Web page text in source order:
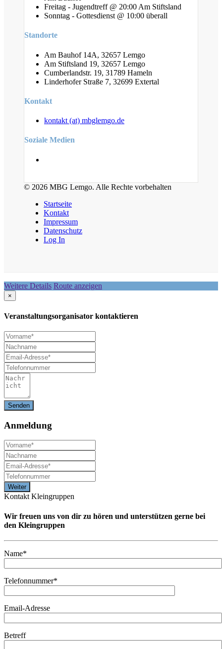
Freitag - Jugendtreff @ 20:00 Am Stiftsland
Sonntag - Gottesdienst @ 10:00 überall
Standorte
Am Bauhof 14A, 32657 Lemgo
Am Stiftsland 19, 32657 Lemgo
Cumberlandstr. 19, 31789 Hameln
Linderhofer Straße 7, 32699 Extertal
Kontakt
kontakt (at) mbglemgo.de
Soziale Medien
© 2026 MBG Lemgo. Alle Rechte vorbehalten
Startseite
Kontakt
Impressum
Datenschutz
Log In
Weitere Details Route anzeigen
×
Veranstaltungsorganisator kontaktieren
Anmeldung
Kontakt Kleingruppen
Wir freuen uns von dir zu hören und unterstützen gerne bei
den Kleingruppen
Name*
Telefonnummer*
Email-Adresse
Betreff